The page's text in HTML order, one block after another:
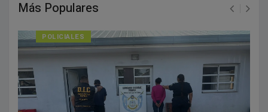
Más Populares
POLICIALES